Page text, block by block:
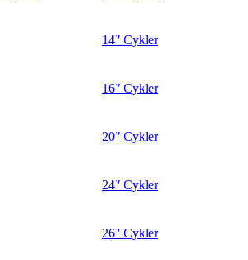
14″ Cykler
16″ Cykler
20″ Cykler
24″ Cykler
26″ Cykler